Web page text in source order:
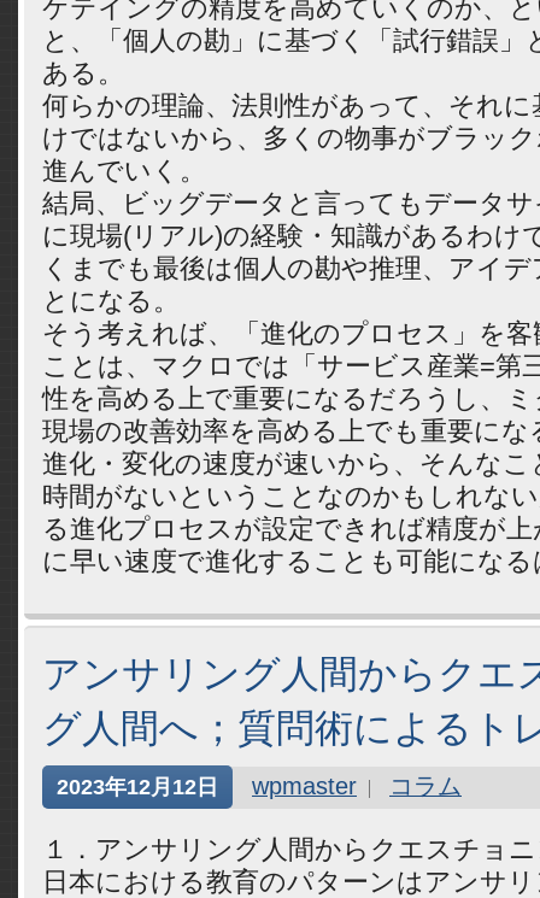
ケテイングの精度を高めていくのか、
と、「個人の勘」に基づく「試行錯誤」
ある。
何らかの理論、法則性があって、それ
けではないから、多くの物事がブラッ
進んでいく。
結局、ビッグデータと言ってもデータ
に現場(リアル)の経験・知識があるわけ
くまでも最後は個人の勘や推理、アイ
とになる。
そう考えれば、「進化のプロセス」を
ことは、マクロでは「サービス産業=第
性を高める上で重要になるだろうし、
現場の改善効率を高める上でも重要に
進化・変化の速度が速いから、そんな
時間がないということなのかもしれな
る進化プロセスが設定できれば精度が
に早い速度で進化することも可能にな
アンサリング人間からクエ
グ人間へ；質問術によるト
2023年12月12日 wpmaster コラム
１．アンサリング人間からクエスチ
日本における教育のパターンはアンサ